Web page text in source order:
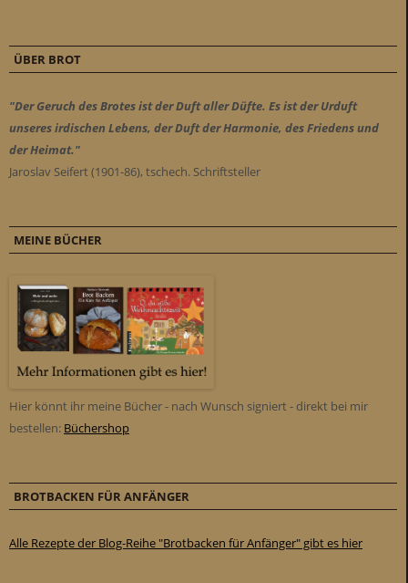
ÜBER BROT
"Der Geruch des Brotes ist der Duft aller Düfte. Es ist der Urduft
unseres irdischen Lebens, der Duft der Harmonie, des Friedens und
der Heimat."
Jaroslav Seifert (1901-86), tschech. Schriftsteller
MEINE BÜCHER
Hier könnt ihr meine Bücher - nach Wunsch signiert - direkt bei mir
bestellen: Büchershop
BROTBACKEN FÜR ANFÄNGER
Alle Rezepte der Blog-Reihe "Brotbacken für Anfänger" gibt es hier